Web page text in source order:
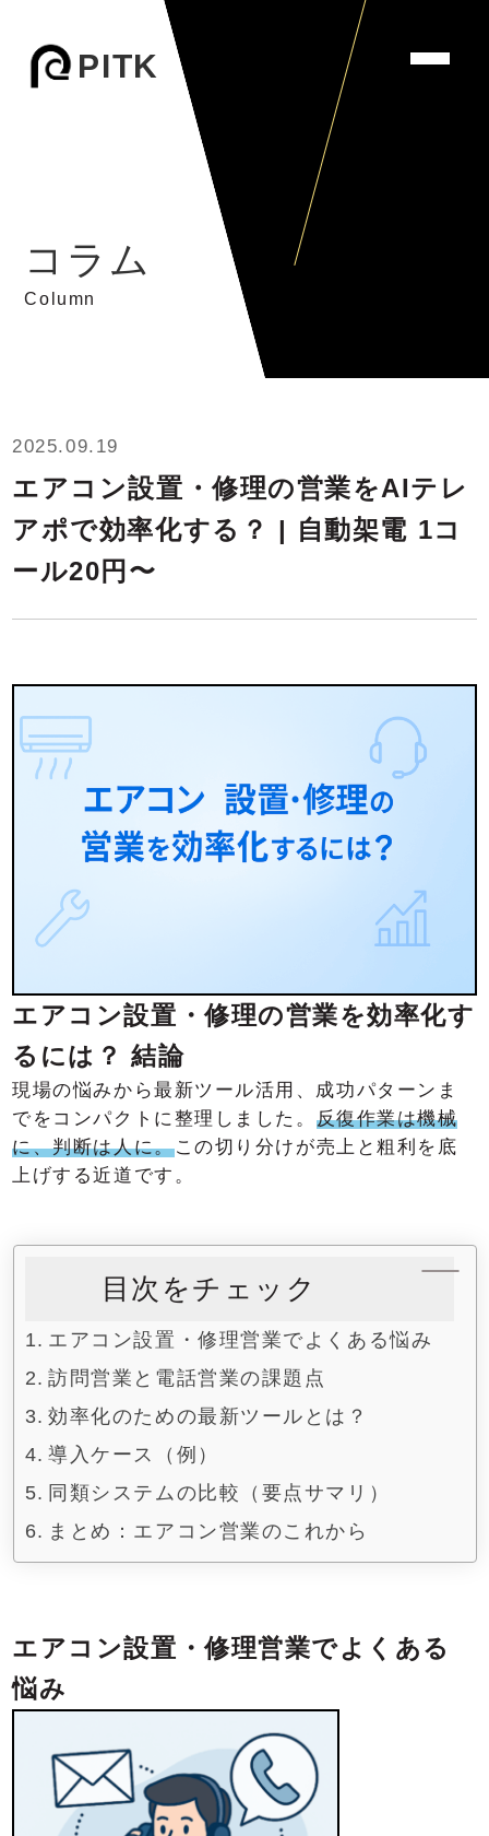
PITK
コラム
Column
2025.09.19
エアコン設置・修理の営業をAIテレ
アポで効率化する？ | 自動架電 1コ
ール20円〜
エアコン設置・修理の営業を効率化す
るには？ 結論
現場の悩みから最新ツール活用、成功パターンま
でをコンパクトに整理しました。 反復作業は機械
に、判断は人に。この切り分けが売上と粗利を底
上げする近道です。
目次をチェック
エアコン設置・修理営業でよくある悩み
訪問営業と電話営業の課題点
効率化のための最新ツールとは？
導入ケース（例）
同類システムの比較（要点サマリ）
まとめ：エアコン営業のこれから
エアコン設置・修理営業でよくある
悩み